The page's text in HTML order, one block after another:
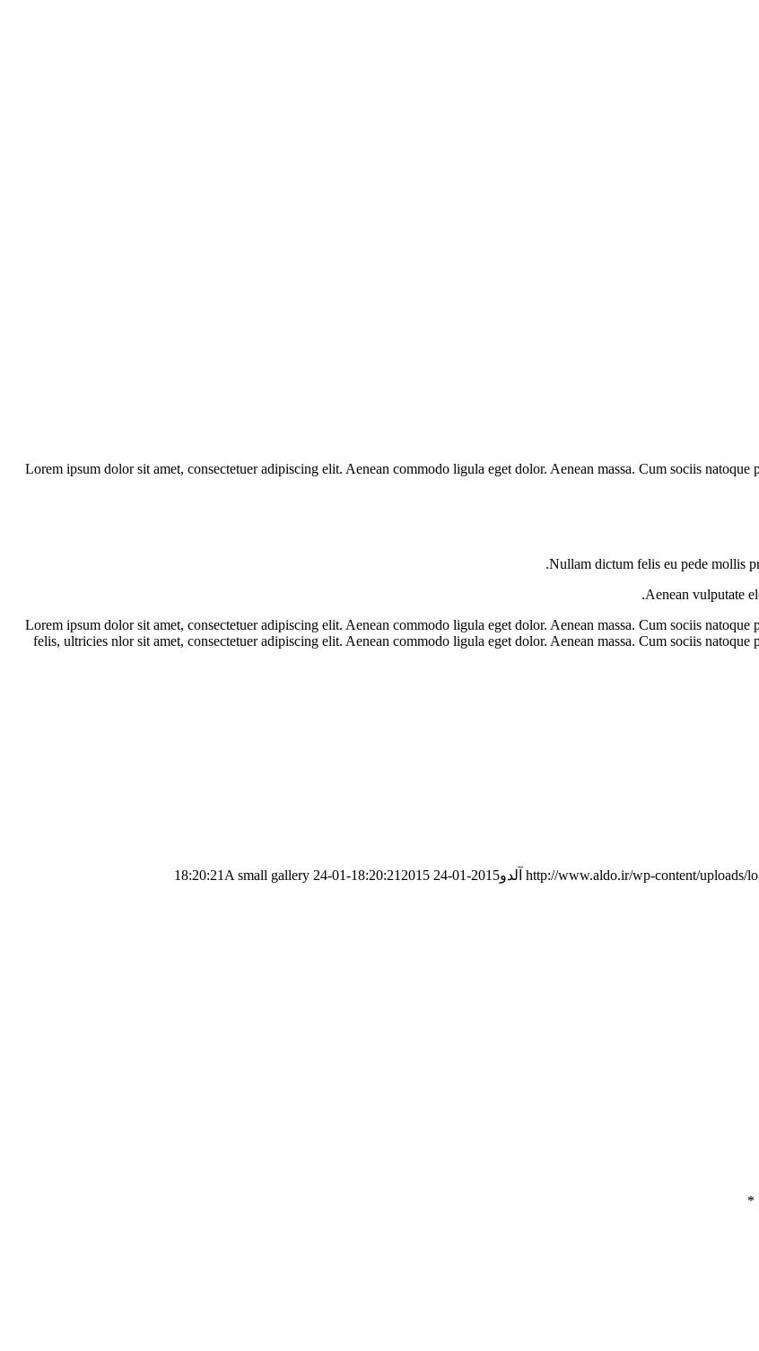
Lorem ipsum dolor sit amet, consectetuer adipiscing elit. Aenean commodo ligula eget dolor. Aenean massa. Cum sociis
Nullam dictum felis eu pede mollis
Aenean vulputate
Lorem ipsum dolor sit amet, consectetuer adipiscing elit. Aenean commodo ligula eget dolor. Aenean massa. Cum sociis
felis, ultricies nlor sit amet, consectetuer adipiscing elit. Aenean commodo ligula eget dolor. Aenean massa. Cum sociis
http://www.aldo.ir/wp-content/uploads/ آلدو2015-01-24 18:20:21
2015-01-24 18:20:21
A small gallery
*